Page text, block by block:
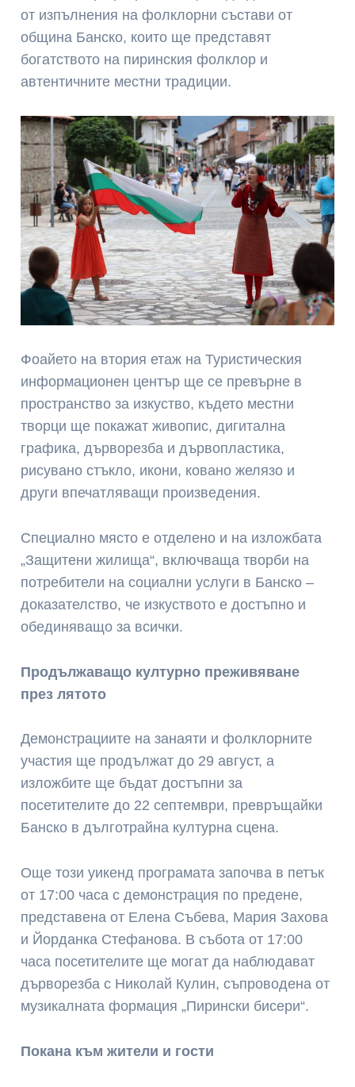
от изпълнения на фолклорни състави от
община Банско, които ще представят
богатството на пиринския фолклор и
автентичните местни традиции.
Фоайето на втория етаж на Туристическия
информационен център ще се превърне в
пространство за изкуство, където местни
творци ще покажат живопис, дигитална
графика, дърворезба и дървопластика,
рисувано стъкло, икони, ковано желязо и
други впечатляващи произведения.
Специално място е отделено и на изложбата
„Защитени жилища“, включваща творби на
потребители на социални услуги в Банско –
доказателство, че изкуството е достъпно и
обединяващо за всички.
Продължаващо културно преживяване
през лятото
Демонстрациите на занаяти и фолклорните
участия ще продължат до 29 август, а
изложбите ще бъдат достъпни за
посетителите до 22 септември, превръщайки
Банско в дълготрайна културна сцена.
Още този уикенд програмата започва в петък
от 17:00 часа с демонстрация по предене,
представена от Елена Събева, Мария Захова
и Йорданка Стефанова. В събота от 17:00
часа посетителите ще могат да наблюдават
дърворезба с Николай Кулин, съпроводена от
музикалната формация „Пирински бисери“.
Покана към жители и гости